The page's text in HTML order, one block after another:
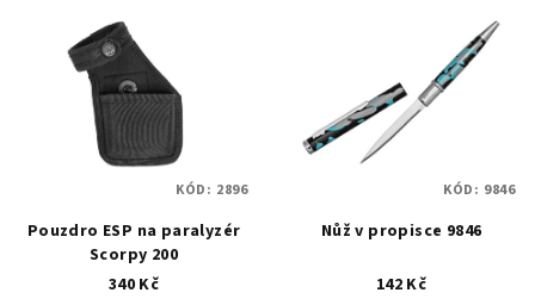
Pouzdro ESP na paralyzér
Scorpy 200
340 Kč
KÓD: 2896
Nůž v propisce 9846
142 Kč
KÓD: 9846